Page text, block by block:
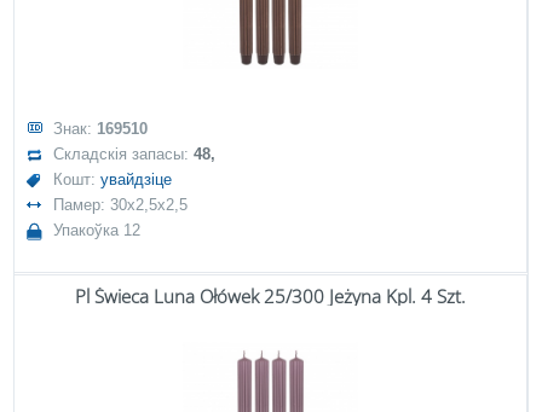
Знак: 169510
Складскія запасы:48,
Кошт:увайдзіце
Памер: 30x2,5x2,5
Упакоўка 12
Pl Świeca Luna Ołówek 25/300 Jeżyna Kpl. 4 Szt.